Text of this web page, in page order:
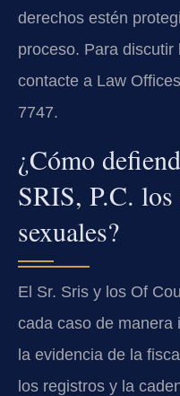
derechos estén
proceso. Para
contacte a Law
7747.
¿Cómo
SRIS, P.C.
sexuales?
El Sr. Sris y los Of
cada caso de manera
la evidencia de la
los registros y la